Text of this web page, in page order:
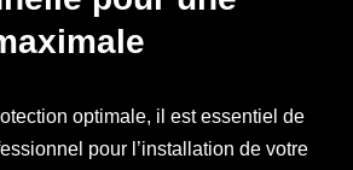
optimale, il est essentiel de
pour l’installation de votre